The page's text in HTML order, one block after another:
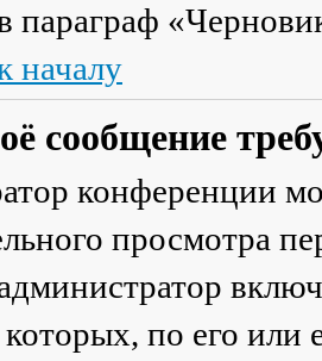
параграф
началу
сообщение
конференции
просмотра
по его